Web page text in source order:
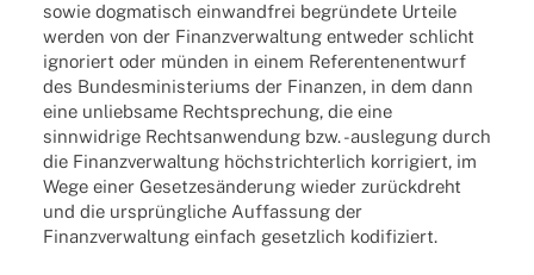
sowie dogmatisch einwandfrei begründete Urteile
werden von der Finanzverwaltung entweder schlicht
ignoriert oder münden in einem Referentenentwurf
des Bundesministeriums der Finanzen, in dem dann
eine unliebsame Rechtsprechung, die eine
sinnwidrige Rechtsanwendung bzw. -auslegung durch
die Finanzverwaltung höchstrichterlich korrigiert, im
Wege einer Gesetzesänderung wieder zurückdreht
und die ursprüngliche Auffassung der
Finanzverwaltung einfach gesetzlich kodifiziert.